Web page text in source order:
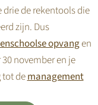
de rekentools die
zijn. Dus
opvangen
november en je
tot demanagement